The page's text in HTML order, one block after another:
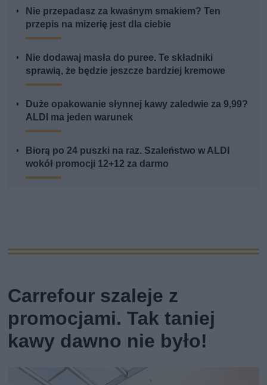
Nie przepadasz za kwaśnym smakiem? Ten
przepis na mizerię jest dla ciebie
Nie dodawaj masła do puree. Te składniki
sprawią, że będzie jeszcze bardziej kremowe
Duże opakowanie słynnej kawy zaledwie za 9,99?
ALDI ma jeden warunek
Biorą po 24 puszki na raz. Szaleństwo w ALDI
wokół promocji 12+12 za darmo
Carrefour szaleje z
promocjami. Tak taniej
kawy dawno nie było!